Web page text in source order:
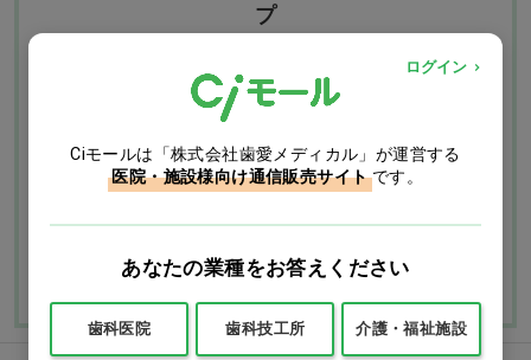
プ
お支払いについて 送料について
返品・交換につい
て
修理・保証につい
て
よくあるご質問
る
ログイン
Ciモールは「株式会社歯愛メディカル」が運営する
医院・施設様向け通信販売サイト です。
あなたの業種をお答えください
歯科医院 歯科技工所 介護・福祉施設